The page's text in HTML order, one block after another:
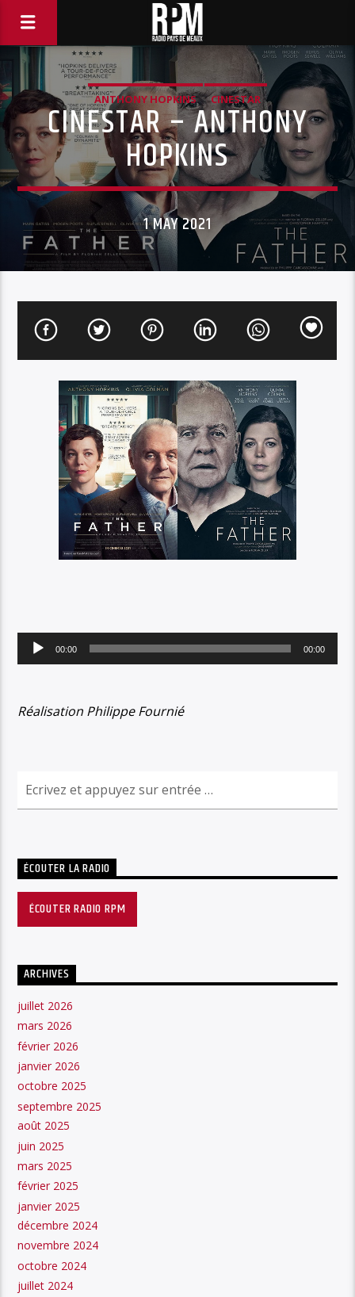
ANTHONY HOPKINS CINESTAR
CINESTAR – ANTHONY
HOPKINS
1 MAY 2021
Lecteur
audio
00:00 00:00
Réalisation Philippe Fournié
ÉCOUTER LA RADIO
ÉCOUTER RADIO RPM
ARCHIVES
juillet 2026
mars 2026
février 2026
janvier 2026
octobre 2025
septembre 2025
août 2025
juin 2025
mars 2025
février 2025
janvier 2025
décembre 2024
novembre 2024
octobre 2024
juillet 2024